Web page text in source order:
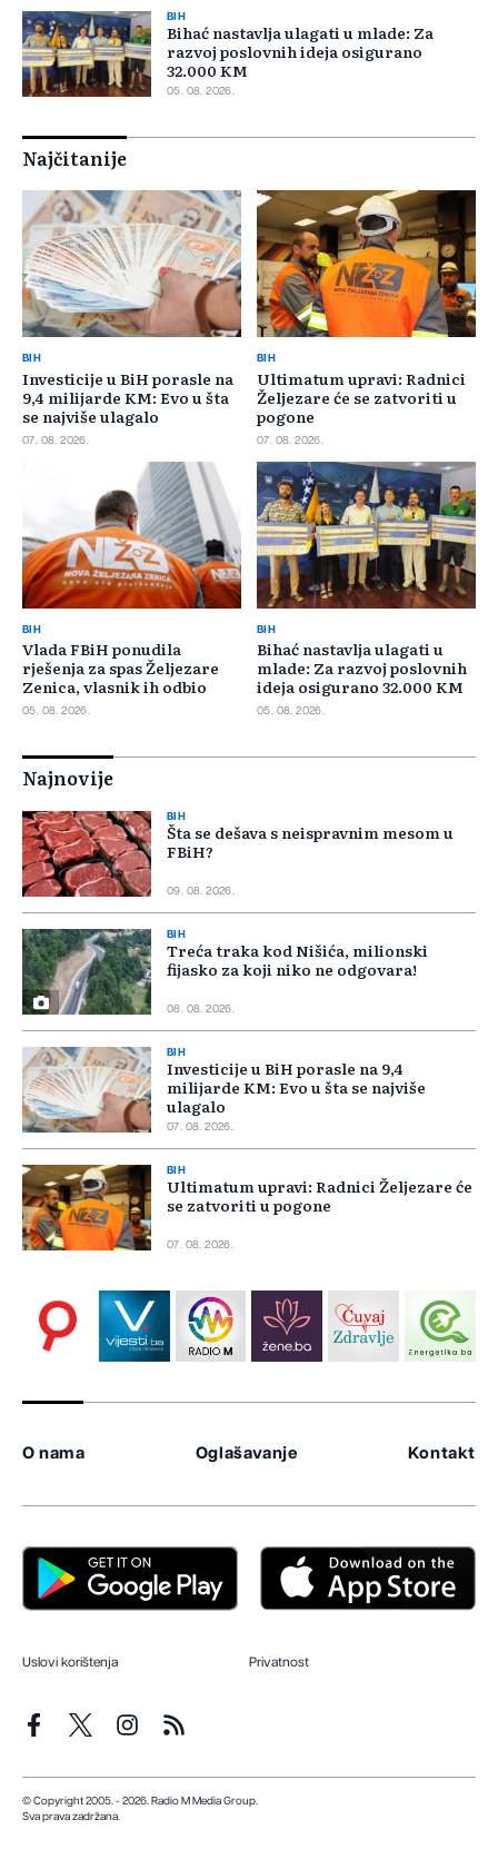
BIH
Bihać nastavlja ulagati u mlade: Za
razvoj poslovnih ideja osigurano
32.000 KM
05. 08. 2026.
Najčitanije
BIH
Investicije u BiH porasle na
9,4 milijarde KM: Evo u šta
se najviše ulagalo
07. 08. 2026.
BIH
Ultimatum upravi: Radnici
Željezare će se zatvoriti u
pogone
07. 08. 2026.
BIH
Vlada FBiH ponudila
rješenja za spas Željezare
Zenica, vlasnik ih odbio
05. 08. 2026.
BIH
Bihać nastavlja ulagati u
mlade: Za razvoj poslovnih
ideja osigurano 32.000 KM
05. 08. 2026.
Najnovije
BIH
Šta se dešava s neispravnim mesom u
FBiH?
09. 08. 2026.
BIH
Treća traka kod Nišića, milionski
fijasko za koji niko ne odgovara!
08. 08. 2026.
BIH
Investicije u BiH porasle na 9,4
milijarde KM: Evo u šta se najviše
ulagalo
07. 08. 2026.
BIH
Ultimatum upravi: Radnici Željezare će
se zatvoriti u pogone
07. 08. 2026.
O nama Oglašavanje Kontakt
Uslovi korištenja Privatnost
© Copyright 2005. - 2026. Radio M Media Group.
Sva prava zadržana.